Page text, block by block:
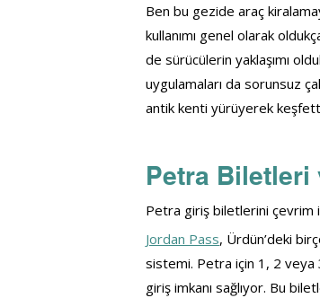
Ben bu gezide araç
kullanımı genel olarak
de sürücülerin yaklaşımı
uygulamaları da sorunsuz
antik kenti yürüyerek
Petra Biletleri
Petra giriş biletlerini çevrim
Jordan Pass, Ürdün’deki
sistemi. Petra için 1, 2 veya
giriş imkanı sağlıyor. Bu